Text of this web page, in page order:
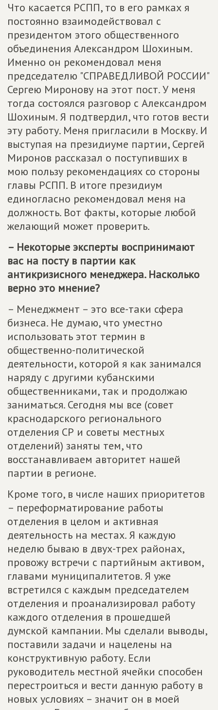
Что касается РСПП, то в его рамках я
постоянно взаимодействовал с
президентом этого общественного
объединения Александром Шохиным.
Именно он рекомендовал меня
председателю "СПРАВЕДЛИВОЙ РОССИИ"
Сергею Миронову на этот пост. У меня
тогда состоялся разговор с Александром
Шохиным. Я подтвердил, что готов вести
эту работу. Меня пригласили в Москву. И
выступая на президиуме партии, Сергей
Миронов рассказал о поступивших в
мою пользу рекомендациях со стороны
главы РСПП. В итоге президиум
единогласно рекомендовал меня на
должность. Вот факты, которые любой
желающий может проверить.
– Некоторые эксперты воспринимают
вас на посту в партии как
антикризисного менеджера. Насколько
верно это мнение?
– Менеджмент – это все-таки сфера
бизнеса. Не думаю, что уместно
использовать этот термин в
общественно-политической
деятельности, которой я как занимался
наряду с другими кубанскими
общественниками, так и продолжаю
заниматься. Сегодня мы все (совет
краснодарского регионального
отделения СР и советы местных
отделений) заняты тем, что
восстанавливаем авторитет нашей
партии в регионе.
Кроме того, в числе наших приоритетов
– переформатирование работы
отделения в целом и активная
деятельность на местах. Я каждую
неделю бываю в двух-трех районах,
провожу встречи с партийным активом,
главами муниципалитетов. Я уже
встретился с каждым председателем
отделения и проанализировал работу
каждого отделения в прошедшей
думской кампании. Мы сделали выводы,
поставили задачи и нацелены на
конструктивную работу. Если
руководитель местной ячейки способен
перестроиться и вести данную работу в
новых условиях – значит он в моей